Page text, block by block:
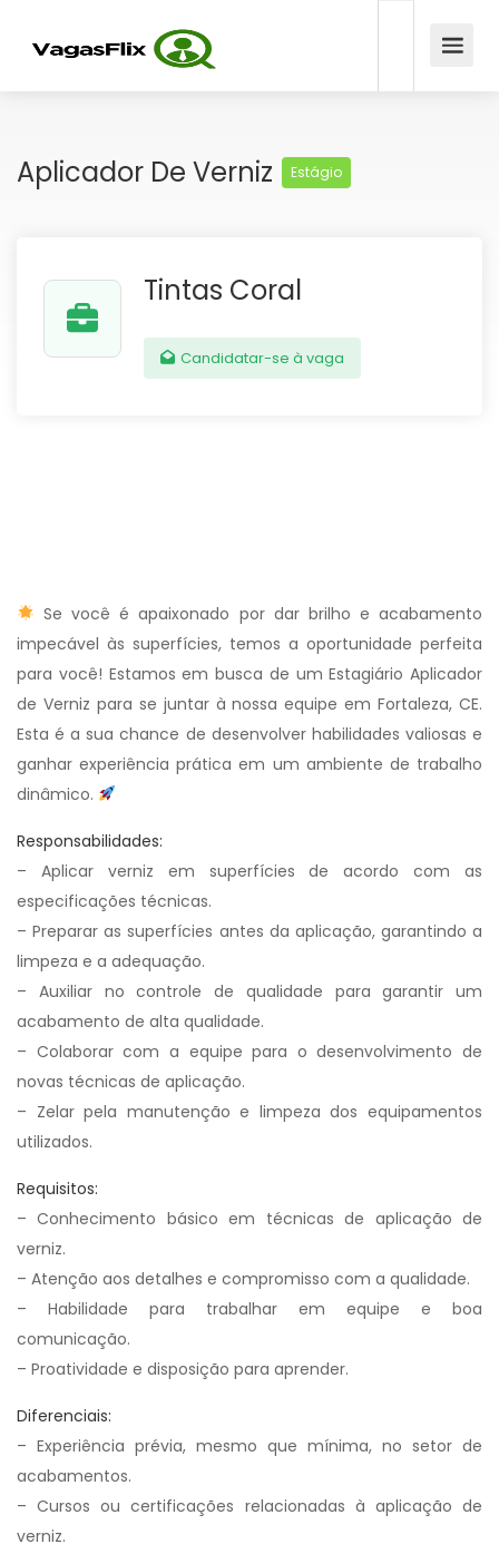
Aplicador De Verniz Estágio
Tintas Coral
Candidatar-se à vaga
Se você é apaixonado por dar brilho e acabamento
impecável às superfícies, temos a oportunidade perfeita
para você! Estamos em busca de um Estagiário Aplicador
de Verniz para se juntar à nossa equipe em Fortaleza, CE.
Esta é a sua chance de desenvolver habilidades valiosas e
ganhar experiência prática em um ambiente de trabalho
dinâmico.
Responsabilidades:
– Aplicar verniz em superfícies de acordo com as
especificações técnicas.
– Preparar as superfícies antes da aplicação, garantindo a
limpeza e a adequação.
– Auxiliar no controle de qualidade para garantir um
acabamento de alta qualidade.
– Colaborar com a equipe para o desenvolvimento de
novas técnicas de aplicação.
– Zelar pela manutenção e limpeza dos equipamentos
utilizados.
Requisitos:
– Conhecimento básico em técnicas de aplicação de
verniz.
– Atenção aos detalhes e compromisso com a qualidade.
– Habilidade para trabalhar em equipe e boa
comunicação.
– Proatividade e disposição para aprender.
Diferenciais:
– Experiência prévia, mesmo que mínima, no setor de
acabamentos.
– Cursos ou certificações relacionadas à aplicação de
verniz.